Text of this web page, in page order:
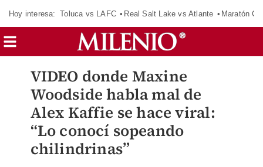
Hoy interesa: Toluca vs LAFC Real Salt Lake vs Atlante Maratón
VIDEO donde Maxine
Woodside habla mal de
Alex Kaffie se hace viral:
“Lo conocí sopeando
chilindrinas”